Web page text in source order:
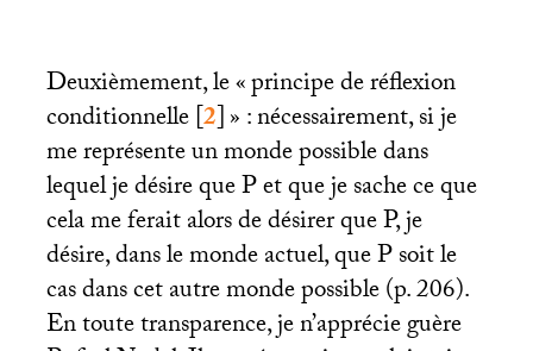
Deuxièmement, le «principe de réflexion
conditionnelle[2]» : nécessairement, si je
me représente un monde possible dans
lequel je désire que P et que je sache ce que
cela me ferait alors de désirer que P, je
désire, dans le monde actuel, que P soit le
cas dans cet autre monde possible (p. 206).
En toute transparence, je n’apprécie guère